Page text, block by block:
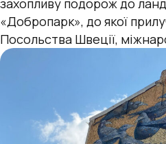
«Добропарк», до якої
Посольства Швеції,
Консультативної місії